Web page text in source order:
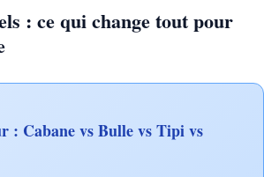
: ce qui change tout pour
: Cabane vs Bulle vs Tipi vs